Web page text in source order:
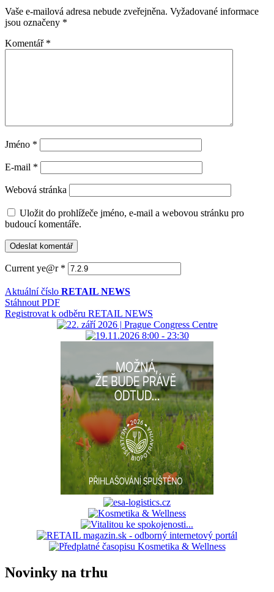
Vaše e-mailová adresa nebude zveřejněna. Vyžadované informace
jsou označeny *
Komentář *
Jméno *
E-mail *
Webová stránka
Uložit do prohlížeče jméno, e-mail a webovou stránku pro
budoucí komentáře.
Current ye@r *
Aktuální číslo RETAIL NEWS
Stáhnout PDF
Registrovat k odběru RETAIL NEWS
Novinky na trhu